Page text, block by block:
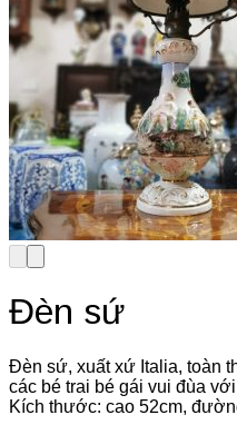
Đèn sứ
Đèn sứ, xuất xứ Italia, toàn
các bé trai bé gái vui đùa
Kích thước: cao 52cm,